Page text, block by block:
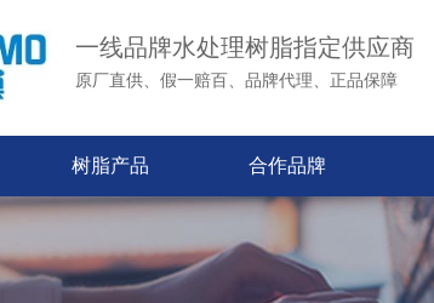
一线品牌水处理树脂指定供应商
原厂直供、假一赔百、品牌代理、正品保障
树脂产品 合作品牌